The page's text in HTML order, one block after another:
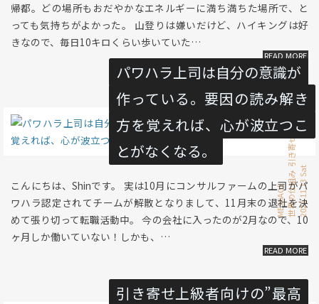
帰都。どの場所もおだやかなエネルギーに満ち満ちた場所で、と
っても気持ちがよかった。 山登りは嫌いだけど、ハイキングは好
きなので、毎日10キロくらい歩いていた…
MESSAGE世界の仕組み
引き寄せ
考察
2021.11.13 Sat
パワハラ上司は自分の意識が
作っている。要因の読み解き
方を覚えれば、心が波立つこ
とがなくなる。
こんにちは、Shinです。 実は10月にコンサルファームの上司がパ
ワハラ認定されてチームが解散となりまして、11月末の退社を決
めて張り切って転職活動中。 今の会社に入ったのが2月なので、10
ヶ月しか働いていない！しかも、…
引き寄せ上級者向けの”最高